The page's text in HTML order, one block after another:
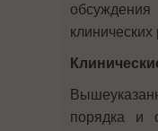
обсуждения
порядка и